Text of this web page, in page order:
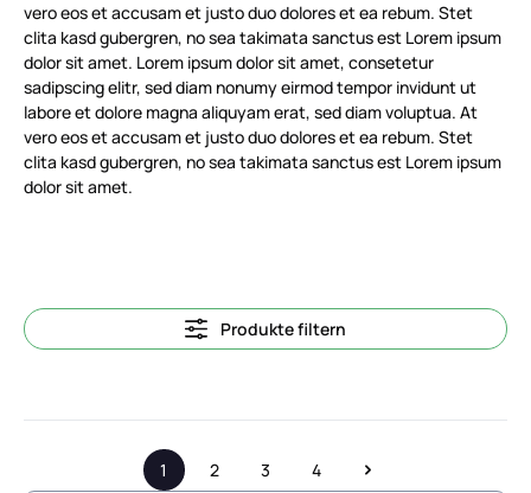
vero eos et accusam et justo duo dolores et ea rebum. Stet
clita kasd gubergren, no sea takimata sanctus est Lorem ipsum
dolor sit amet. Lorem ipsum dolor sit amet, consetetur
sadipscing elitr, sed diam nonumy eirmod tempor invidunt ut
labore et dolore magna aliquyam erat, sed diam voluptua. At
vero eos et accusam et justo duo dolores et ea rebum. Stet
clita kasd gubergren, no sea takimata sanctus est Lorem ipsum
dolor sit amet.
Produkte filtern
Seite
1 Seite
2 Seite
3 Seite
4